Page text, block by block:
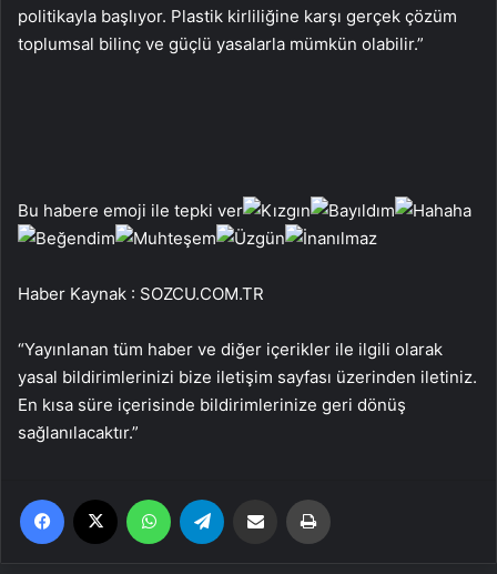
politikayla başlıyor. Plastik kirliliğine karşı gerçek çözüm
toplumsal bilinç ve güçlü yasalarla mümkün olabilir.”
Bu habere emoji ile tepki ver
Haber Kaynak : SOZCU.COM.TR
“Yayınlanan tüm haber ve diğer içerikler ile ilgili olarak
yasal bildirimlerinizi bize iletişim sayfası üzerinden iletiniz.
En kısa süre içerisinde bildirimlerinize geri dönüş
sağlanılacaktır.”
Facebook WhatsApp Email'den paylaş